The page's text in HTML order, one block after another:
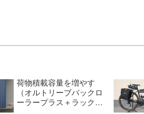
荷物積載容量を増やす
（オルトリーブバックロ
ーラープラス＋ラックパ